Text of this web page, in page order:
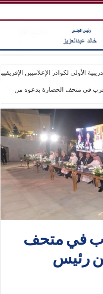
الأولى لكوادر الإعلاميين
في متحف الحضارة بدعوه من
في متحف
رئيس